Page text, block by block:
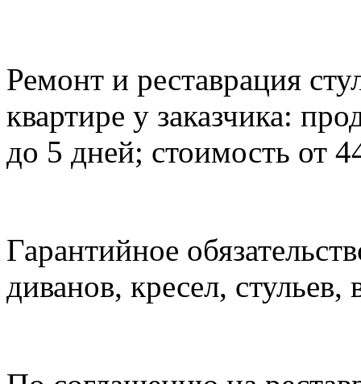
Ремонт и реставрация
квартире у заказчика:
до 5 дней; стоимость от
Гарантийное
диванов, кресел, стульев,